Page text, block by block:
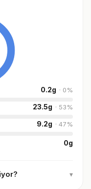
0.2g · 0%
23.5g · 53%
9.2g · 47%
0g
▾